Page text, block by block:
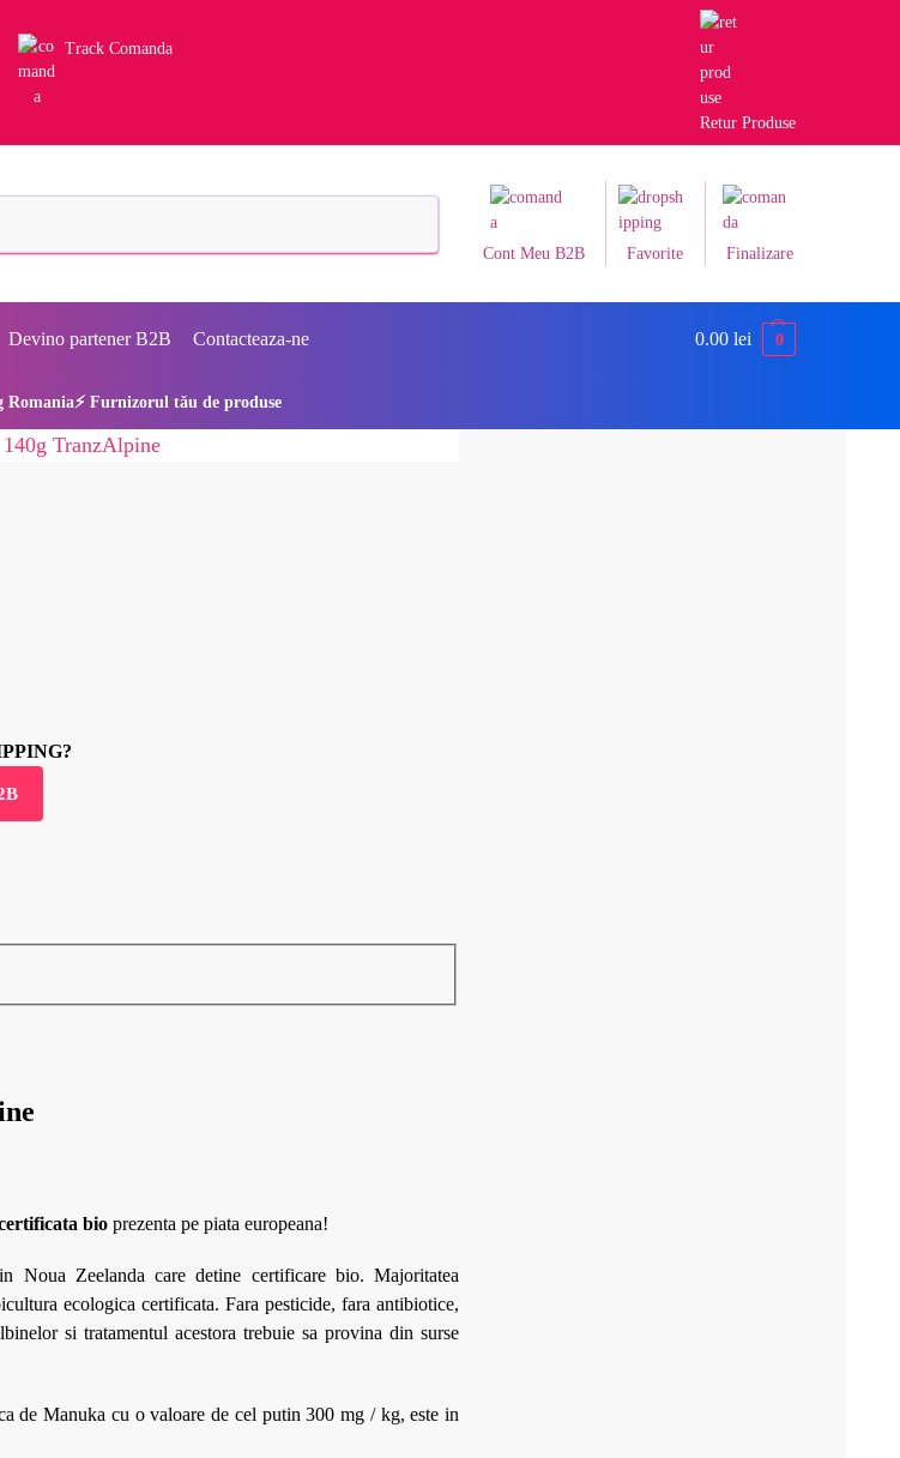
Track Comanda
Retur Produse
Cont Meu B2B Favorite Finalizare
Devino partener B2B Contacteaza-ne 0.00 lei 0
Romania⚡ Furnizorul tău de produse
bio prezenta pe piata europeana!
Noua Zeelanda care detine certificare bio. Majoritatea
ecologica certificata. Fara pesticide, fara antibiotice,
si tratamentul acestora trebuie sa provina din surse
de Manuka cu o valoare de cel putin 300 mg / kg, este in